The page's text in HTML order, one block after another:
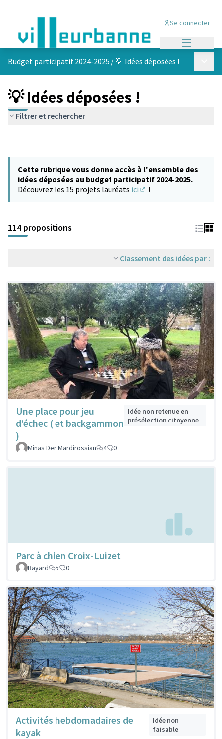
Se connecter
Budget participatif 2024-2025 /💡 Idées déposées !
💡 Idées déposées !
Filtrer et rechercher
Cette rubrique vous donne accès à l'ensemble des
idées déposées au budget participatif 2024-2025.
Découvrez les 15 projets lauréats ici !
114 propositions
Classement des idées par :
Une place pour jeu
d’échec ( et backgammon
)
Idée non retenue en
présélection citoyenne
Minas Der Mardirossian 4 0
Parc à chien Croix-Luizet
Bayard 5 0
Activités hebdomadaires de
kayak
Idée non
faisable